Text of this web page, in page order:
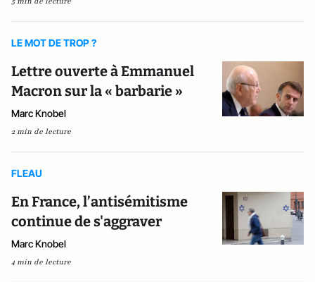
LE MOT DE TROP ?
Lettre ouverte à Emmanuel
Macron sur la « barbarie »
Marc Knobel
2 min de lecture
FLEAU
En France, l’antisémitisme
continue de s'aggraver
Marc Knobel
4 min de lecture